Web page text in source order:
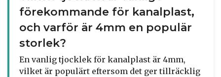
förekommande för kanalplast,
och varför är 4mm en populär
storlek?
En vanlig tjocklek för kanalplast är 4mm,
vilket är populärt eftersom det ger tillräcklig